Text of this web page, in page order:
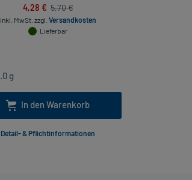
4,28 € 5,70 €
inkl. MwSt. zzgl. Versandkosten
Lieferbar
In den Warenkorb
Detail- & Pflichtinformationen